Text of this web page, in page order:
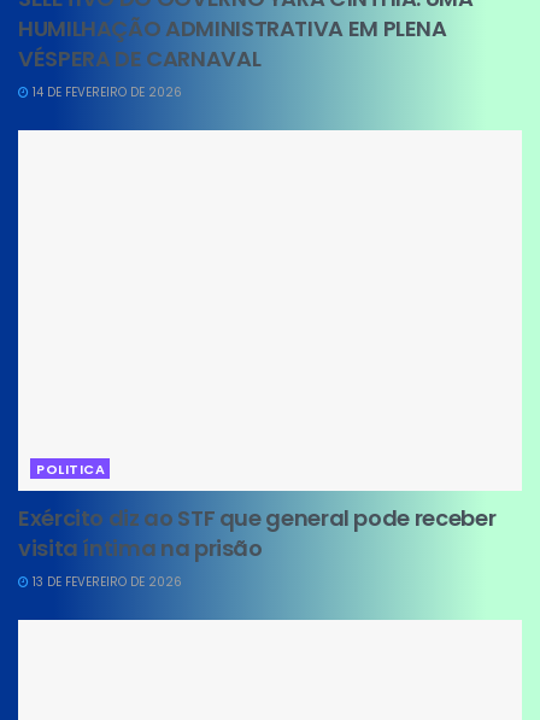
HUMILHAÇÃO ADMINISTRATIVA EM PLENA
VÉSPERA DE CARNAVAL
14 DE FEVEREIRO DE 2026
POLITICA
Exército diz ao STF que general pode receber
visita íntima na prisão
13 DE FEVEREIRO DE 2026